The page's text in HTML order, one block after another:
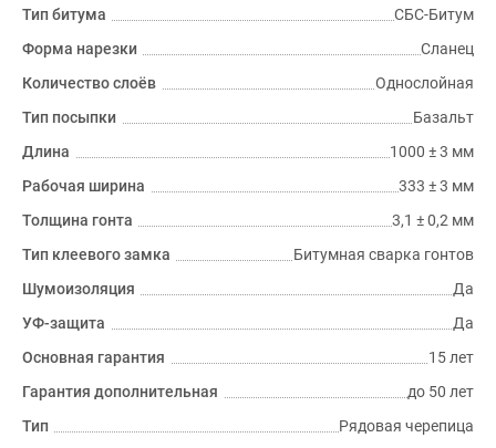
Тип битума
СБС-Битум
Форма нарезки
Сланец
Количество слоёв
Однослойная
Тип посыпки
Базальт
Длина
1000 ± 3 мм
Рабочая ширина
333 ± 3 мм
Толщина гонта
3,1 ± 0,2 мм
Тип клеевого замка
Битумная сварка гонтов
Шумоизоляция
Да
УФ-защита
Да
Основная гарантия
15 лет
Гарантия дополнительная
до 50 лет
Тип
Рядовая черепица